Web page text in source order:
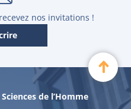
nos invitations !
de l’Homme